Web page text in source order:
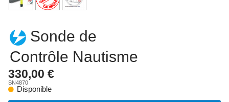
Contact
Sonde de
Contrôle Nautisme
330,00 €
SN4870
Disponible